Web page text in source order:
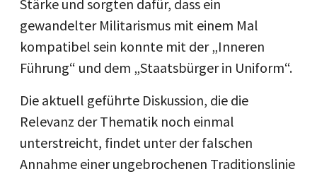
Stärke und sorgten dafür, dass ein
gewandelter Militarismus mit einem Mal
kompatibel sein konnte mit der „Inneren
Führung“ und dem „Staatsbürger in Uniform“.
Die aktuell geführte Diskussion, die die
Relevanz der Thematik noch einmal
unterstreicht, findet unter der falschen
Annahme einer ungebrochenen Traditionslinie